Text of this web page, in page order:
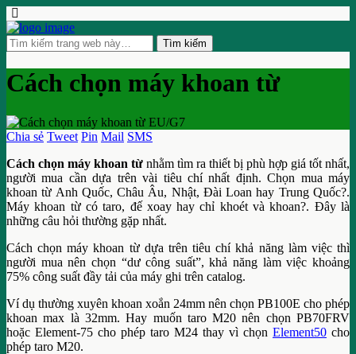
Cách chọn máy khoan từ
Chia sẻ Tweet Pin Mail SMS
Cách chọn máy khoan từ nhằm tìm ra thiết bị phù hợp giá tốt nhất,
người mua cần dựa trên vài tiêu chí nhất định. Chọn mua máy
khoan từ Anh Quốc, Châu Âu, Nhật, Đài Loan hay Trung Quốc?.
Máy khoan từ có taro, đế xoay hay chỉ khoét và khoan?. Đây là
những câu hỏi thường gặp nhất.
Cách chọn máy khoan từ dựa trên tiêu chí khả năng làm việc thì
người mua nên chọn “dư công suất”, khả năng làm việc khoảng
75% công suất đầy tải của máy ghi trên catalog.
Ví dụ thường xuyên khoan xoắn 24mm nên chọn PB100E cho phép
khoan max là 32mm. Hay muốn taro M20 nên chọn PB70FRV
hoặc Element-75 cho phép taro M24 thay vì chọn Element50 cho
phép taro M20.